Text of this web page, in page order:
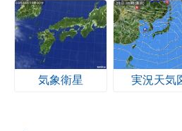
気象衛星 実況天気